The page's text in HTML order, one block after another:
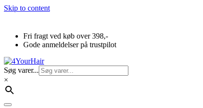
Skip to content
Fri fragt ved køb over 398,-
Gode anmeldelser på trustpilot
Søg varer...
×